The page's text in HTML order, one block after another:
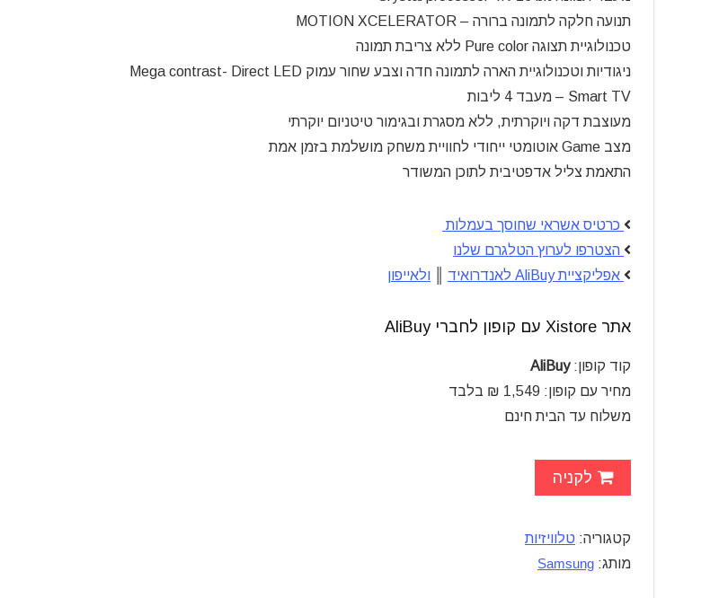
תנועה חלקה לתמונה ברורה –
MOTION XCELERATOR
טכנולוגיית תצוגה Pure color ללא צריבת תמונה
ניגודיות וטכנולוגיית הארה לתמונה חדה וצבע שחור עמוק Mega contrast- Direct LED
Smart TV – מעבד 4 ליבות
מעוצבת דקה ויוקרתית, ללא מסגרת ובגימור טיטניום יוקרתי
מצב Game אוטומטי ייחודי לחוויית משחק מושלמת בזמן אמת
התאמת צליל אדפטיבית לתוכן המשודר
כרטיס אשראי שחוסך בעמלות
הצטרפו לערוץ הטלגרם שלנו
אפליקציית AliBuy לאנדרואיד
ולאייפון
אתר Xistore עם קופון לחברי AliBuy
קוד קופון:AliBuy
מחיר עם קופון: 1,549 ₪ בלבד
משלוח עד הבית חינם
לקניה
קטגוריה: טלוויזיות
מותג: Samsung